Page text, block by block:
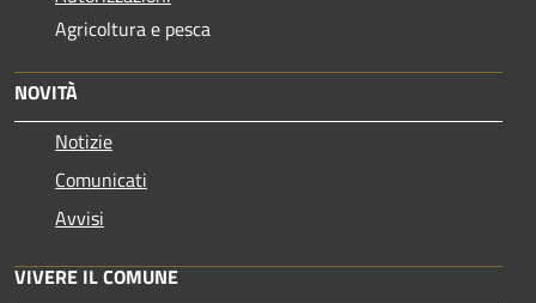
Agricoltura e pesca
NOVITÀ
Notizie
Comunicati
Avvisi
VIVERE IL COMUNE